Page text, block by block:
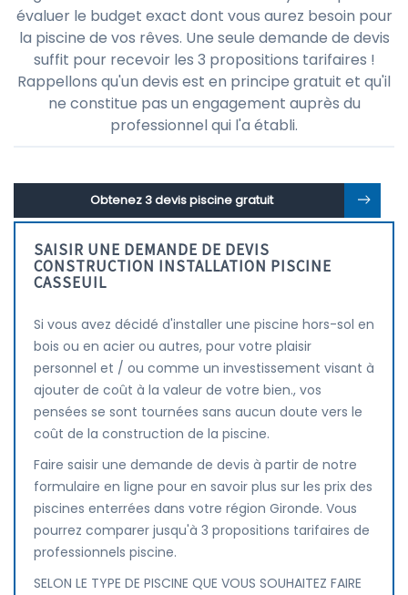
évaluer le budget exact dont vous aurez besoin pour
la piscine de vos rêves. Une seule demande de devis
suffit pour recevoir les 3 propositions tarifaires !
Rappellons qu'un devis est en principe gratuit et qu'il
ne constitue pas un engagement auprès du
professionnel qui l'a établi.
Obtenez 3 devis piscine gratuit
SAISIR UNE DEMANDE DE DEVIS
CONSTRUCTION INSTALLATION PISCINE
CASSEUIL
Si vous avez décidé d'installer une piscine hors-sol en
bois ou en acier ou autres, pour votre plaisir
personnel et / ou comme un investissement visant à
ajouter de coût à la valeur de votre bien., vos
pensées se sont tournées sans aucun doute vers le
coût de la construction de la piscine.
Faire saisir une demande de devis à partir de notre
formulaire en ligne pour en savoir plus sur les prix des
piscines enterrées dans votre région Gironde. Vous
pourrez comparer jusqu'à 3 propositions tarifaires de
professionnels piscine.
SELON LE TYPE DE PISCINE QUE VOUS SOUHAITEZ FAIRE